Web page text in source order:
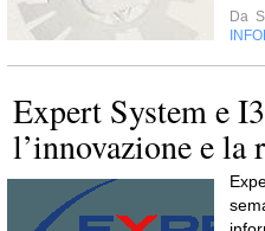
Da
Expert System e
l’innovazione e la